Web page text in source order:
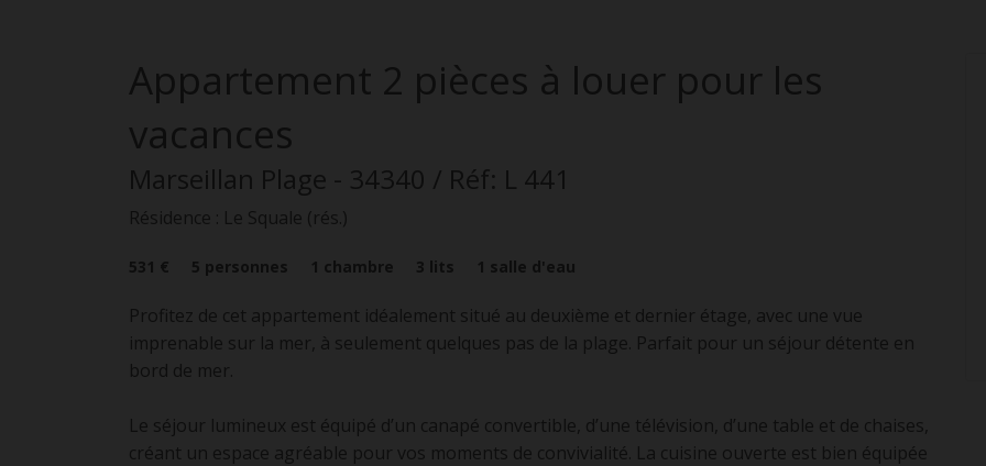
Appartement 2 pièces à louer pour les
vacances
Marseillan Plage - 34340 / Réf: L 441
Résidence : Le Squale (rés.)
531 € 5 personnes 1 chambre 3 lits 1 salle d'eau
Profitez de cet appartement idéalement situé au deuxième et dernier étage, avec une vue
imprenable sur la mer, à seulement quelques pas de la plage. Parfait pour un séjour détente en
bord de mer.
Le séjour lumineux est équipé d’un canapé convertible, d’une télévision, d’une table et de chaises,
créant un espace agréable pour vos moments de convivialité. La cuisine ouverte est bien équipée